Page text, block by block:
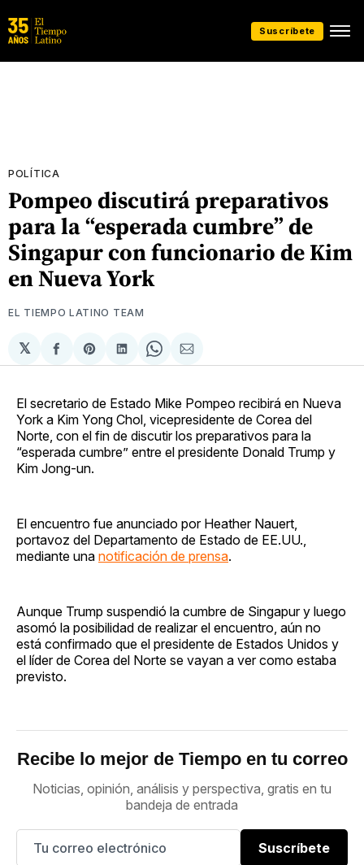
Suscríbete
POLÍTICA
Pompeo discutirá preparativos
para la “esperada cumbre” de
Singapur con funcionario de Kim
en Nueva York
EL TIEMPO LATINO TEAM
𝕏
Compartir
en
Share
on
Compartir
en
Share
on
Compartir
via
El secretario de Estado Mike Pompeo recibirá en Nueva
York a Kim Yong Chol, vicepresidente de Corea del
Norte, con el fin de discutir los preparativos para la
“esperada cumbre” entre el presidente Donald Trump y
Kim Jong-un.
El encuentro fue anunciado por Heather Nauert,
portavoz del Departamento de Estado de EE.UU.,
mediante una notificación de prensa.
Aunque Trump suspendió la cumbre de Singapur y luego
asomó la posibilidad de realizar el encuentro, aún no
está confirmado que el presidente de Estados Unidos y
el líder de Corea del Norte se vayan a ver como estaba
previsto.
Recibe lo mejor de Tiempo en tu correo
Noticias, opinión, análisis y perspectiva, gratis en tu
bandeja de entrada
Suscríbete